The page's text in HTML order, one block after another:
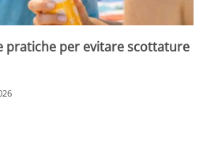
pratiche per evitare scottature